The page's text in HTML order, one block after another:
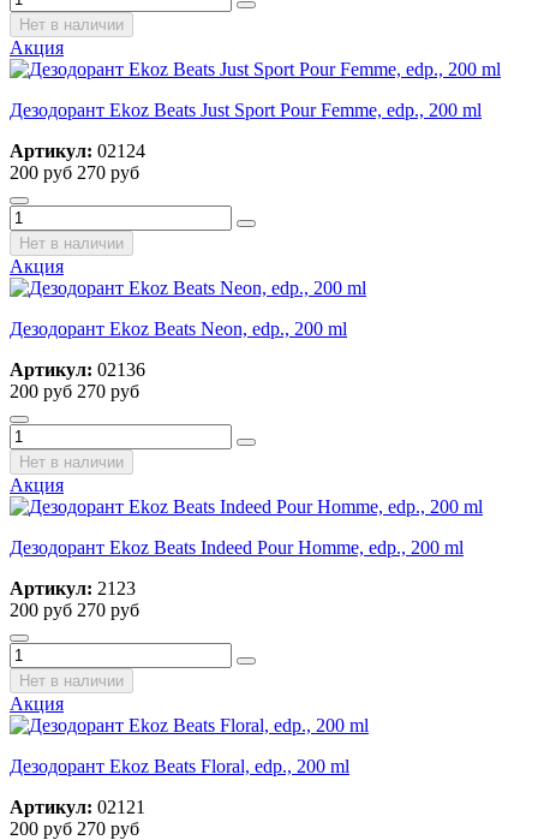
Нет в наличии
Акция
Дезодорант Ekoz Beats Just Sport Pour Femme, edp., 200 ml
Артикул: 02124
200 руб 270 руб
Нет в наличии
Акция
Дезодорант Ekoz Beats Neon, edp., 200 ml
Артикул: 02136
200 руб 270 руб
Нет в наличии
Акция
Дезодорант Ekoz Beats Indeed Pour Homme, edp., 200 ml
Артикул: 2123
200 руб 270 руб
Нет в наличии
Акция
Дезодорант Ekoz Beats Floral, edp., 200 ml
Артикул: 02121
200 руб 270 руб